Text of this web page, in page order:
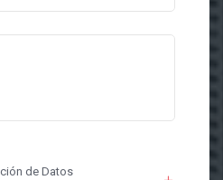
de Datos